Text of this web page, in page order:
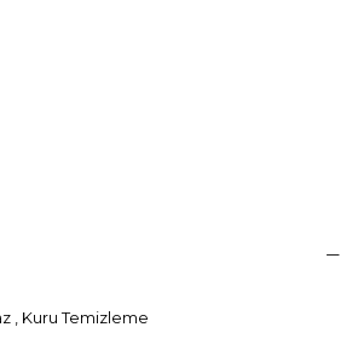
, Kuru Temizleme